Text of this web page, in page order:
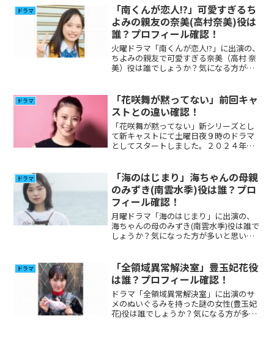
て調べてみました。
ドラマ
「南くんが恋人!?」可愛すぎるち
よみの親友の奈美(高村奈美)役は
誰？プロフィール確認！
火曜ドラマ「南くんが恋人!?」に出演の、
ちよみの親友で可愛すぎる奈美（高村 奈
美）役は誰でしょうか？気になる方が多
ドラマ
「花咲舞が黙ってない」前回キャ
ストとの違い確認！
「花咲舞が黙ってない」新シリーズとし
て新キャストにて土曜日夜９時のドラマ
としてスタートしました。２０２４年度
年、２０１５年にも杏さん主演で放送さ
れました。以前と、今回のキャストの違
いが気になる方がいると思いますので比
較してみました。
ドラマ
「海のはじまり」海ちゃんの母親
のみずき(南雲水季)役は誰？プロ
フィール確認！
月曜ドラマ「海のはじまり」に出演の、
海ちゃんの母のみずき(南雲水季)役は誰で
しょうか？気になった方が多いと思いま
ドラマ
「全領域異常解決室」豊玉妃花役
は誰？プロフィール確認！
ドラマ「全領域異常解決室」に出演のサ
メのぬいぐるみを持った謎の女性(豊玉妃
花)役は誰でしょうか？気になる方が多い